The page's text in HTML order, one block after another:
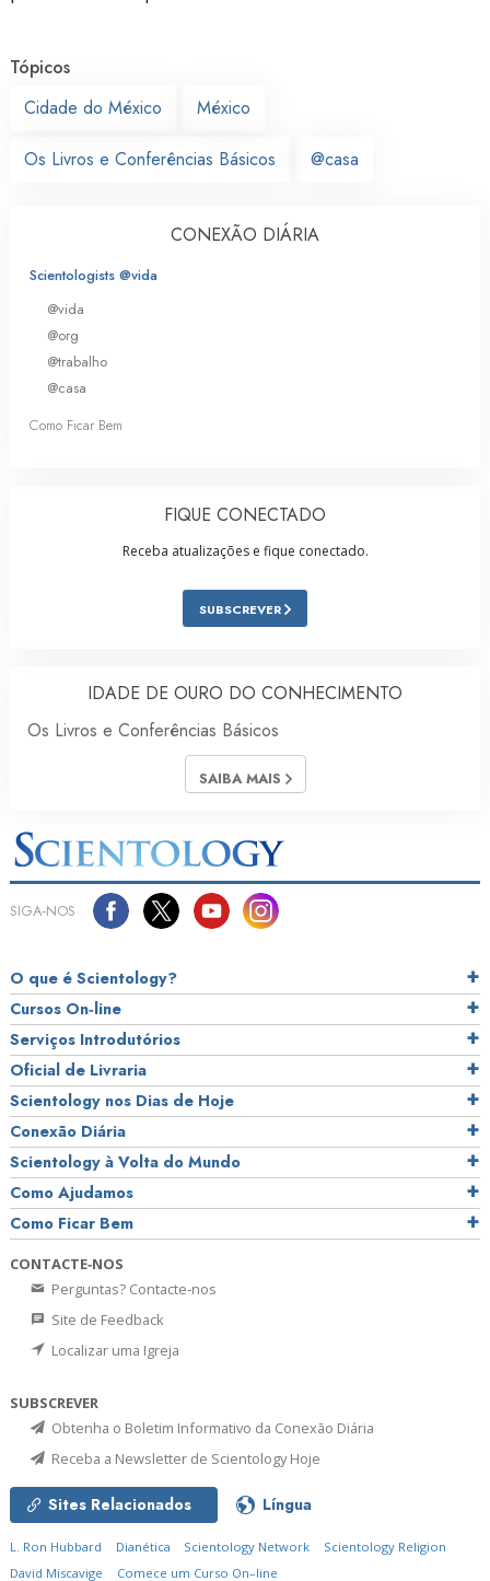
Tópicos
Cidade do México
México
Os Livros e Conferências Básicos @casa
CONEXÃO DIÁRIA
Scientologists @vida
@vida
@org
@trabalho
@casa
Como Ficar Bem
FIQUE CONECTADO
Receba atualizações e fique conectado.
SUBSCREVER
IDADE DE OURO DO CONHECIMENTO
Os Livros e Conferências Básicos
SAIBA MAIS
SIGA‑NOS
O que é Scientology?
Cursos On‑line
Serviços Introdutórios
Oficial de Livraria
Scientology nos Dias de Hoje
Conexão Diária
Scientology à Volta do Mundo
Como Ajudamos
Como Ficar Bem
CONTACTE‑NOS
Perguntas? Contacte‑nos
Site de Feedback
Localizar uma Igreja
SUBSCREVER
Obtenha o Boletim Informativo da Conexão Diária
Receba a Newsletter de Scientology Hoje
Sites Relacionados Língua
L. Ron Hubbard Dianética Scientology Network
Scientology Religion
David Miscavige
Comece um Curso On–line